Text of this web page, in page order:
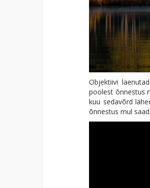
Objektiivi
poolest õnnestus
kuu sedavõrd
õnnestus mul